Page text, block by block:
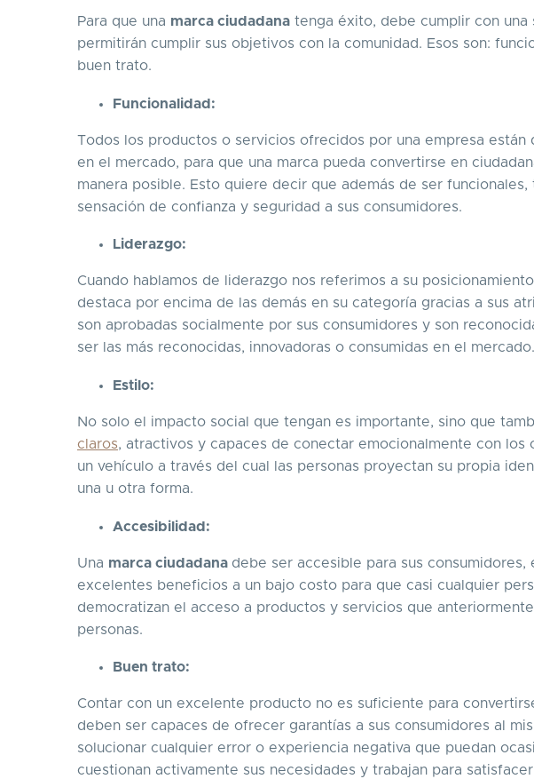
Para que una marca ciudadana tenga éxito, debe cumplir con
permitirán cumplir sus objetivos con la comunidad. Esos son:
buen trato.
Funcionalidad:
Todos los productos o servicios ofrecidos por una empresa están
en el mercado, para que una marca pueda convertirse en
manera posible. Esto quiere decir que además de ser
sensación de confianza y seguridad a sus consumidores.
Liderazgo:
Cuando hablamos de liderazgo nos referimos a su
destaca por encima de las demás en su categoría gracias a sus
son aprobadas socialmente por sus consumidores y son
ser las más reconocidas, innovadoras o consumidas en el mercado.
Estilo:
No solo el impacto social que tengan es importante, sino que
claros, atractivos y capaces de conectar emocionalmente con los
un vehículo a través del cual las personas proyectan su propia
una u otra forma.
Accesibilidad:
Una marca ciudadana debe ser accesible para sus
excelentes beneficios a un bajo costo para que casi cualquier
democratizan el acceso a productos y servicios que
personas.
Buen trato:
Contar con un excelente producto no es suficiente para
deben ser capaces de ofrecer garantías a sus consumidores al
solucionar cualquier error o experiencia negativa que puedan
cuestionan activamente sus necesidades y trabajan para